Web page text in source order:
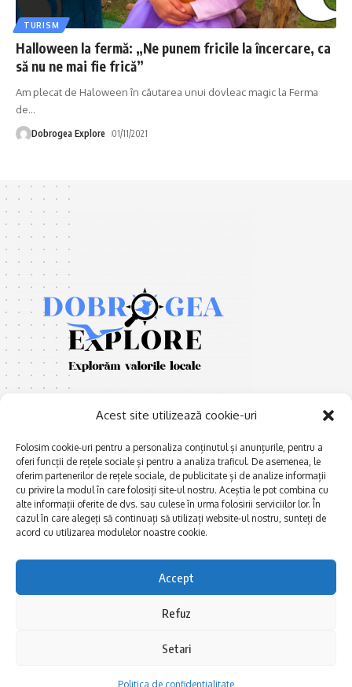
Acest site utilizează cookie-uri
Folosim cookie-uri pentru a personaliza conținutul și anunțurile, pentru a
oferi funcții de rețele sociale și pentru a analiza traficul. De asemenea, le
oferim partenerilor de rețele sociale, de publicitate și de analize informații
cu privire la modul în care folosiți site-ul nostru. Aceștia le pot combina cu
alte informații oferite de dvs. sau culese în urma folosirii serviciilor lor. În
cazul în care alegeți să continuați să utilizați website-ul nostru, sunteți de
acord cu utilizarea modulelor noastre cookie.
Accept
Refuz
Setari
Politica de confidentialitate
TURISM
Halloween la fermă: „Ne punem fricile la încercare, ca
să nu ne mai fie frică”
Am plecat de Haloween în căutarea unui dovleac magic la Ferma
de…
Dobrogea Explore 01/11/2021
E xplorăm Dobrogea,
Explorăm valorile locale:
Deltă, Litoral, cele mai mari
lacuri, cele mai vechi orașe,
multe etnii, CELE MAI
Haideți în călătorie cu noi!
Afaceri și meșteșuguri
Actualitate
Dobrogea PE BUNE
Politica de confidentialitate